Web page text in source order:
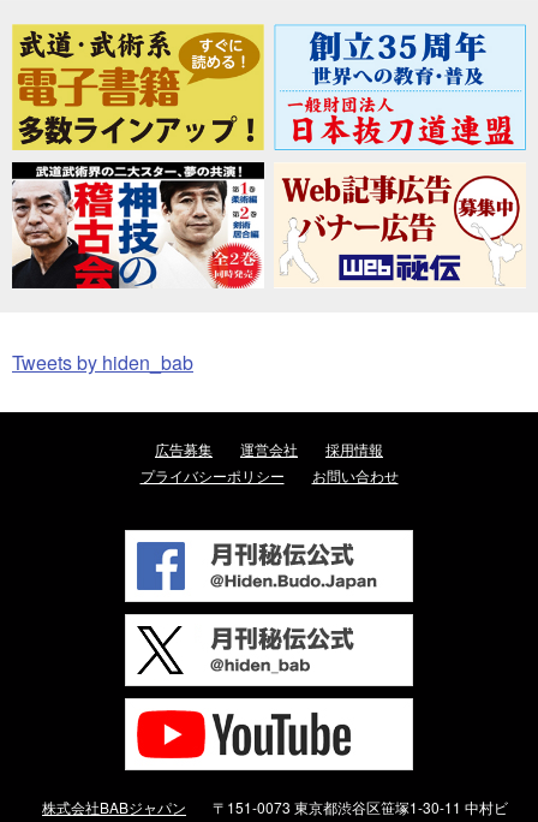
Tweets by hiden_bab
広告募集 運営会社
採用情報
プライバシーポリシー
お問い合わせ
株式会社BABジャパン
〒151-0073 東京都渋谷区笹塚1-30-11 中村ビ